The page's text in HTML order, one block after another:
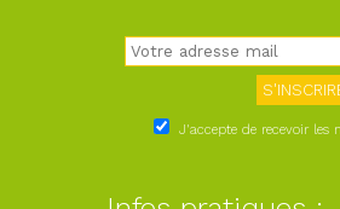
J'accepte de recevoir les